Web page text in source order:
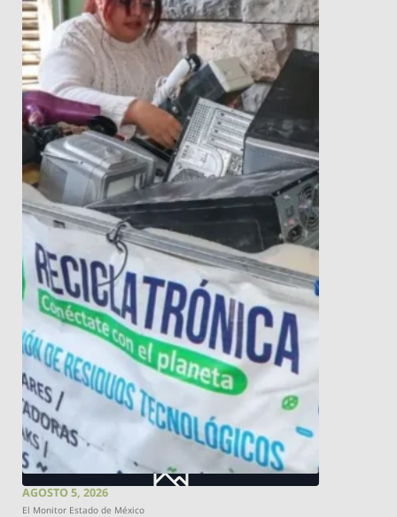
AGOSTO 5, 2026
El Monitor Estado de México